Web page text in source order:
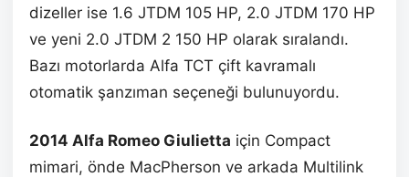
dizeller ise 1.6 JTDM 105 HP, 2.0 JTDM 170 HP
ve yeni 2.0 JTDM 2 150 HP olarak sıralandı.
Bazı motorlarda Alfa TCT çift kavramalı
otomatik şanzıman seçeneği bulunuyordu.
2014 Alfa Romeo Giulietta için Compact
mimari, önde MacPherson ve arkada Multilink